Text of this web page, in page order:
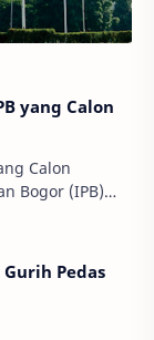
yang Calon
Calon
Bogor (IPB)
Pedas